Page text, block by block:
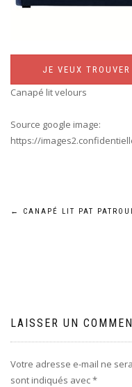
JE VEUX
Canapé lit velours
Source google image:
https://
Navigation
← CANAPÉ LIT PAT
LAISSER UN
Votre adresse e-mail ne
sont indiqués avec*